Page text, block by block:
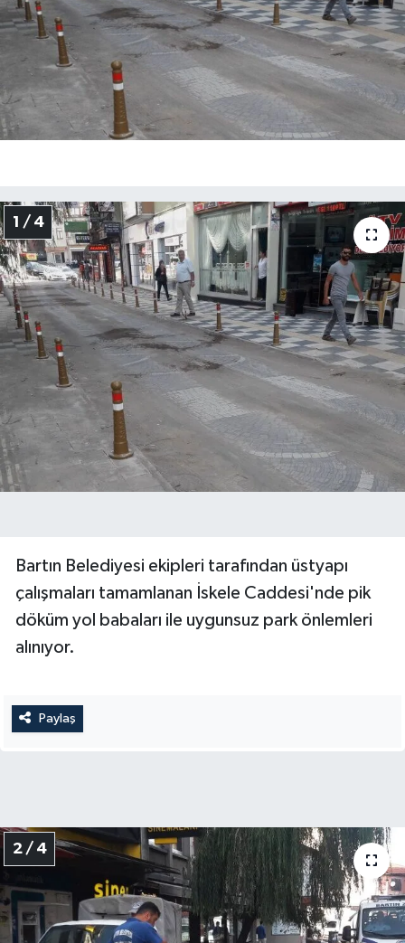
1 / 4
Bartın Belediyesi ekipleri tarafından üstyapı
çalışmaları tamamlanan İskele Caddesi'nde pik
döküm yol babaları ile uygunsuz park önlemleri
alınıyor.
Paylaş
2 / 4
Medya
Sağlık
Sinema
Spor
Tarım
Turizm
Yaşam
Yerel Yönetimler
DÜNYA